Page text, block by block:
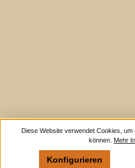
Diese Website verwendet Cookies,
können. Mehr
Konfigurieren